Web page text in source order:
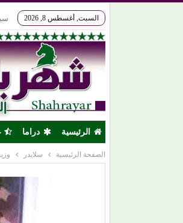
السبت, أغسطس 8, 2026
الرئيسية دراما
الصفحة الرئيسية سلايدر